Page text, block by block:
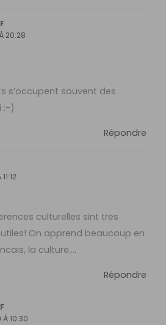
20:28
s’occupent souvent des
:-)
Répondre
culturelles sint tres
On apprend beaucoup en
la culture….
Répondre
10:30